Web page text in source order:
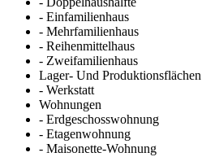
- Einfamilienhaus
- Mehrfamilienhaus
- Reihenmittelhaus
- Zweifamilienhaus
Lager- Und Produktionsflächen
- Werkstatt
Wohnungen
- Erdgeschosswohnung
- Etagenwohnung
- Maisonette-Wohnung